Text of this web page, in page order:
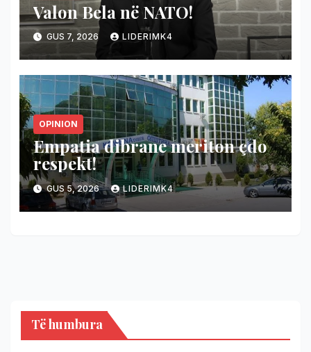
Valon Bela në NATO!
GUS 7, 2026 LIDERIMK4
OPINION
Empatia dibrane meriton çdo
respekt!
GUS 5, 2026 LIDERIMK4
Të humbura